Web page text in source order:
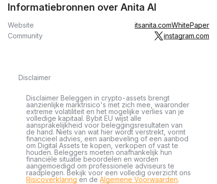
Informatiebronnen over Anita AI
Website itsanita.comWhitePaper
Community
instagram.com
Disclaimer
Disclaimer Beleggen in crypto-assets brengt
aanzienlijke marktrisico's met zich mee, waaronder
extreme volatiliteit en het mogelijke verlies van je
volledige kapitaal. Bybit EU wijst alle
aansprakelijkheid voor beleggingsresultaten van
de hand. Niets van wat hier wordt verstrekt, vormt
financieel advies, een aanbeveling of een aanbod
om Digital Assets te kopen, verkopen of vast te
houden. Beleggers moeten onafhankelijk hun
financiële situatie beoordelen en worden
aangemoedigd om professionele adviseurs te
raadplegen. Bekijk voor een volledig overzicht ons
Risicoverklaring en de Algemene Voorwaarden.